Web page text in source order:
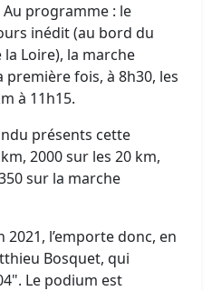
Au programme : le
inédit (au bord du
Loire), la marche
fois, à 8h30, les
à 11h15.
présents cette
2000 sur les 20 km,
sur la marche
2021, l’emporte donc, en
Bosquet, qui
Le podium est